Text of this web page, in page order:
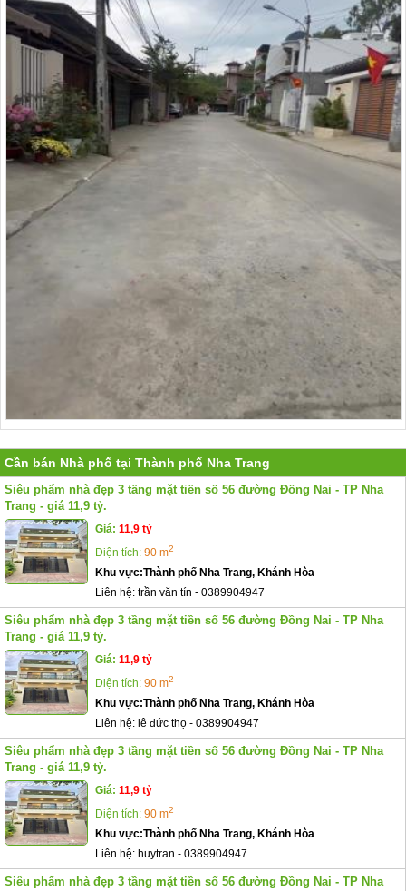
Cần bán Nhà phố tại Thành phố Nha Trang
Siêu phẩm nhà đẹp 3 tầng mặt tiền số 56 đường Đồng Nai - TP Nha
Trang - giá 11,9 tỷ.
Giá: 11,9 tỷ
Diện tích: 90 m2
Khu vực:Thành phố Nha Trang, Khánh Hòa
Liên hệ: trần văn tín - 0389904947
Siêu phẩm nhà đẹp 3 tầng mặt tiền số 56 đường Đồng Nai - TP Nha
Trang - giá 11,9 tỷ.
Giá: 11,9 tỷ
Diện tích: 90 m2
Khu vực:Thành phố Nha Trang, Khánh Hòa
Liên hệ: lê đức thọ - 0389904947
Siêu phẩm nhà đẹp 3 tầng mặt tiền số 56 đường Đồng Nai - TP Nha
Trang - giá 11,9 tỷ.
Giá: 11,9 tỷ
Diện tích: 90 m2
Khu vực:Thành phố Nha Trang, Khánh Hòa
Liên hệ: huytran - 0389904947
Siêu phẩm nhà đẹp 3 tầng mặt tiền số 56 đường Đồng Nai - TP Nha